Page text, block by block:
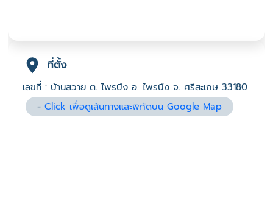
ที่ตั้ง
เลขที่ : บ้านสวาย ต. ไพรบึง อ. ไพรบึง จ. ศรีสะเกษ 33180
-Click เพื่อดูเส้นทางและพิกัดบน Google Map